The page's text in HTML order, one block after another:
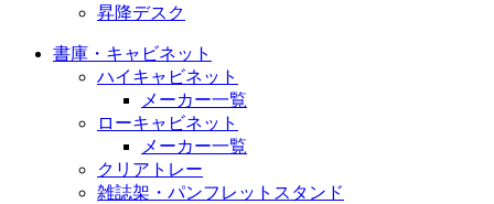
昇降デスク
書庫・キャビネット
ハイキャビネット
メーカー一覧
ローキャビネット
メーカー一覧
クリアトレー
雑誌架・パンフレットスタンド